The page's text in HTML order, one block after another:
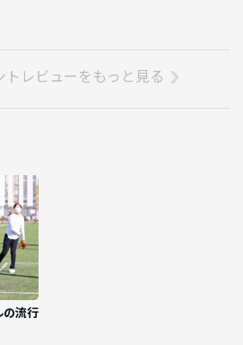
トレビューをもっと見る
の流行